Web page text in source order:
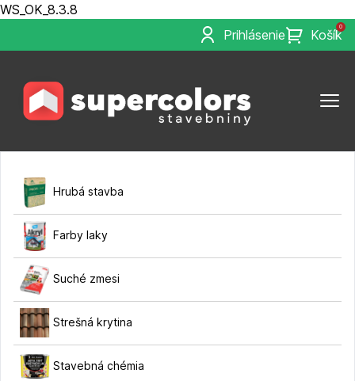
WS_OK_8.3.8
Prihlásenie
0
Košík
Hrubá stavba
Farby laky
Suché zmesi
Strešná krytina
Stavebná chémia